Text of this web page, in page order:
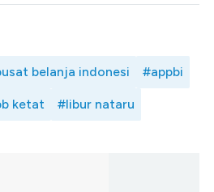
belanja indonesi #appbi
ketat #libur nataru